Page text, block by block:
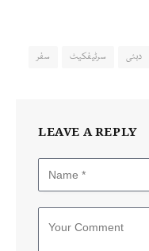
دبئی سرٹیفکیٹ
سفر
LEAVE A REPLY